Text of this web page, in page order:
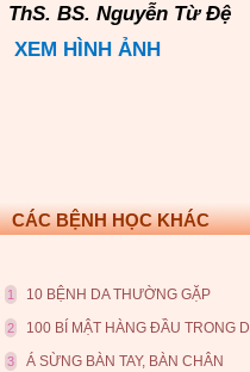
ThS. BS. Nguyễn Từ Đệ
XEM HÌNH ẢNH
CÁC BỆNH HỌC KHÁC
1 10 BỆNH DA THƯỜNG GẶP
2 100 BÍ MẬT HÀNG ĐẦU TRONG
3 Á SỪNG BÀN TAY, BÀN CHÂN